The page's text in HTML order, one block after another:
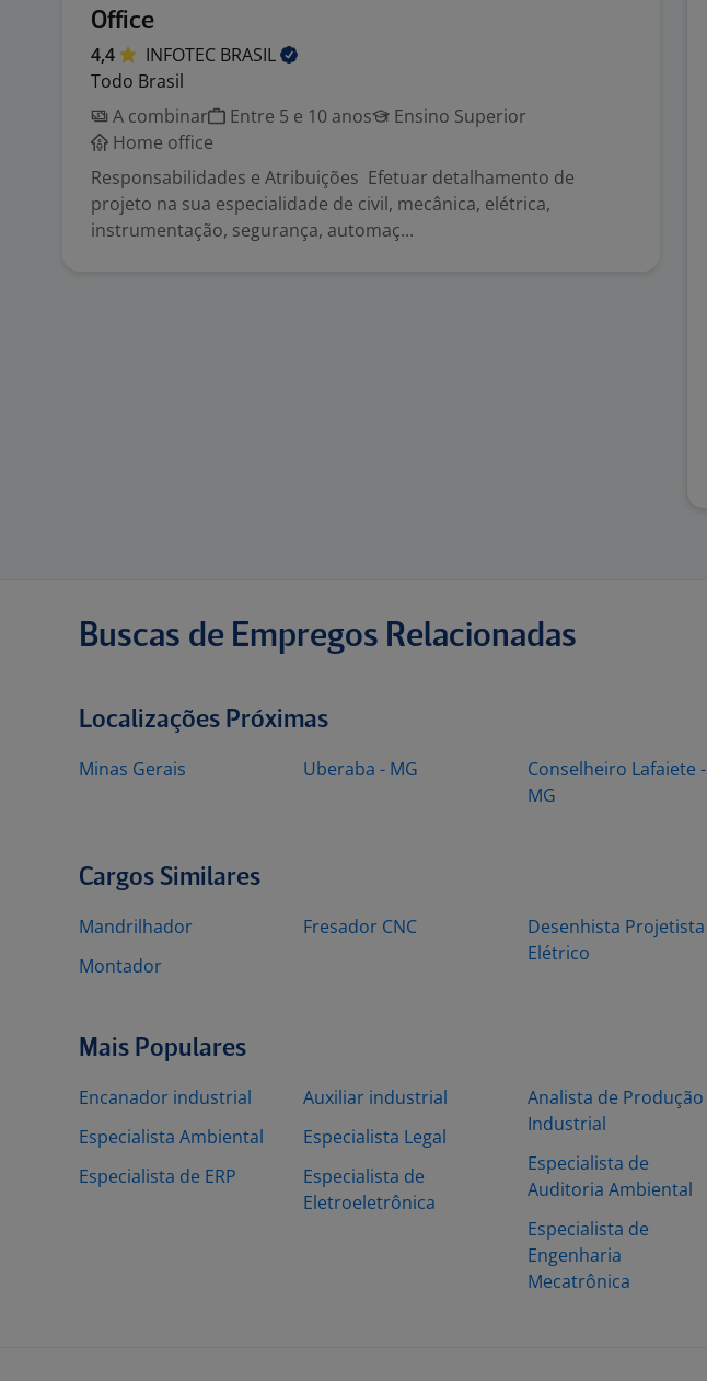
Office
4,4 INFOTEC BRASIL
Todo Brasil
A combinar
Entre 5 e 10 anos
Ensino Superior
Home office
Responsabilidades e Atribuições Efetuar detalhamento de
projeto na sua especialidade de civil, mecânica, elétrica,
instrumentação, segurança, automaç...
Buscas de Empregos Relacionadas
Localizações Próximas
Minas Gerais Uberaba - MG
Conselheiro Lafaiete -
MG
Cargos Similares
Mandrilhador
Montador
Fresador CNC
Desenhista Projetista
Elétrico
Mais Populares
Encanador industrial
Especialista Ambiental
Especialista de ERP
Auxiliar industrial
Especialista Legal
Especialista de
Eletroeletrônica
Analista de Produção
Industrial
Especialista de
Auditoria Ambiental
Especialista de
Engenharia
Mecatrônica